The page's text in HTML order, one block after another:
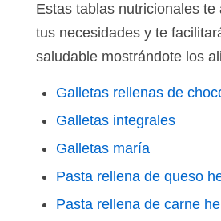
Estas tablas nutricionales
tus necesidades y te
saludable mostrándote los
Galletas rellenas de
Galletas integrales
Galletas maría
Pasta rellena de queso
Pasta rellena de carne